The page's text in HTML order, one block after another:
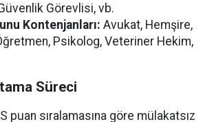
Görevlisi, vb.
Kontenjanları: Avukat, Hemşire,
Psikolog, Veteriner Hekim,
Süreci
puan sıralamasına göre mülakatsız